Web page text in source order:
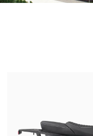
All lights